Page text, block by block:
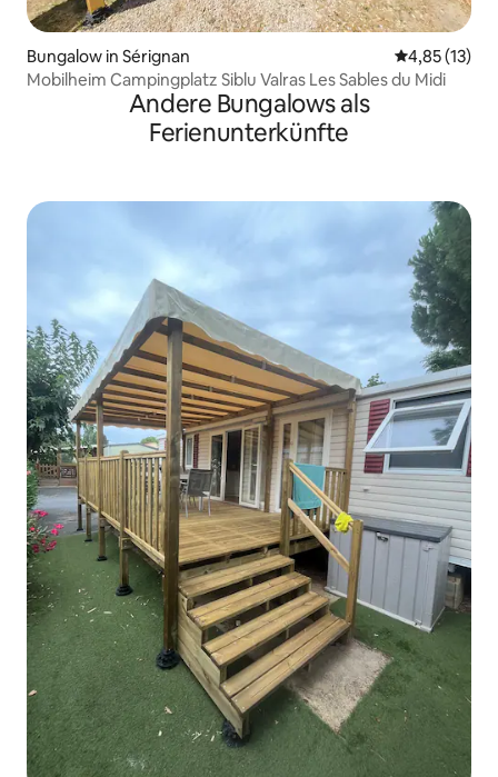
Bungalow in Sérignan
4,85 (13)
Mobilheim Campingplatz Siblu Valras Les Sables du Midi
Andere Bungalows als
Ferienunterkünfte